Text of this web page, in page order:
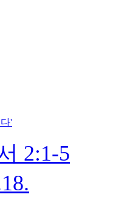
'
2:1-5